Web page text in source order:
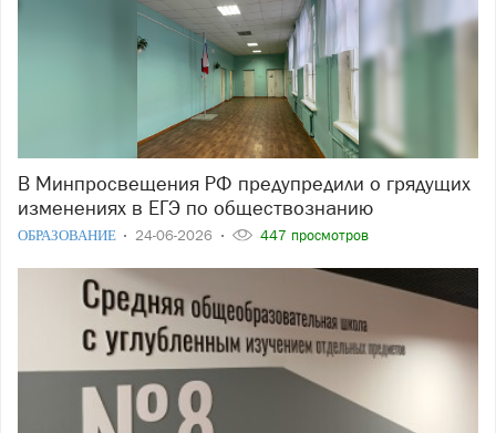
В Минпросвещения РФ предупредили о грядущих
изменениях в ЕГЭ по обществознанию
ОБРАЗОВАНИЕ 24-06-2026 447 просмотров